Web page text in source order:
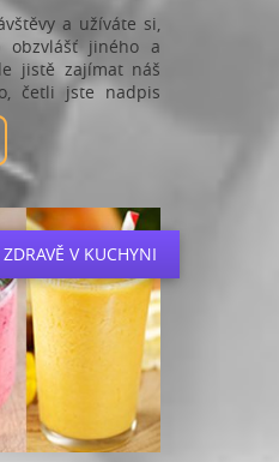
a užíváte si,
obzvlášť jiného a
jistě zajímat náš
četli jste nadpis
ZDRAVĚ V KUCHYNI